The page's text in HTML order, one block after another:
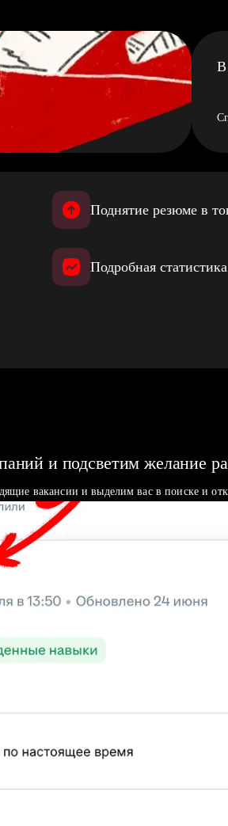
В
Поднятие резюме в
Подробная
и подсветим желание
вакансии и выделим вас в поиске и